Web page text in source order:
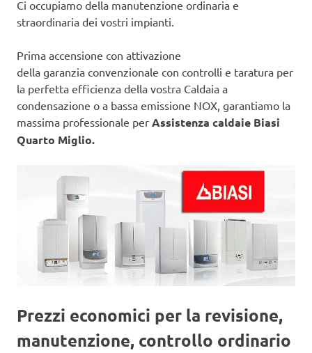
Ci occupiamo della manutenzione ordinaria e
straordinaria dei vostri impianti.
Prima accensione con attivazione
della garanzia convenzionale con controlli e taratura per
la perfetta efficienza della vostra Caldaia a
condensazione o a bassa emissione NOX, garantiamo la
massima professionale per Assistenza caldaie Biasi
Quarto Miglio.
Prezzi economici per la revisione,
manutenzione, controllo ordinario